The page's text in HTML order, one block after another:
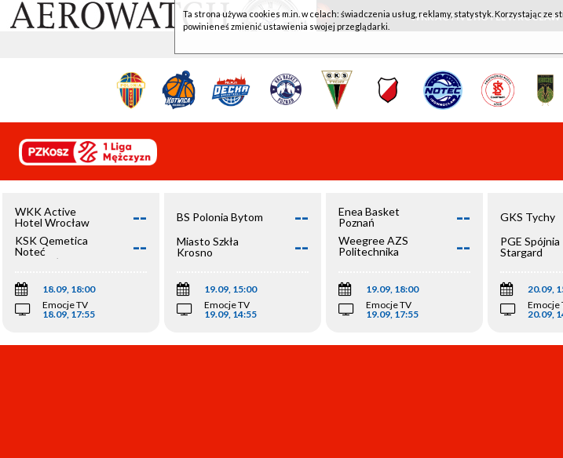
WKK ACTIVE HOTEL
WKK Active
Hotel Wrocław
--
KSK Qemetica
Noteć
Inowrocław
--
18.09, 18:00
Emocje TV
18.09, 17:55
BS Polonia Bytom --
Miasto Szkła
Krosno
--
19.09, 15:00
Emocje TV
19.09, 14:55
Enea Basket
Poznań
--
Weegree AZS
Politechnika
--
19.09, 18:00
Emocje TV
19.09, 17:55
GKS Tychy
PGE Spójnia
Stargard
20.09,
Emocje
20.09,
Ta strona używa cookies m.in. w celach: świadczenia usług, reklamy, statystyk. Korzystając ze
powinieneś zmienić ustawienia swojej przeglądarki.